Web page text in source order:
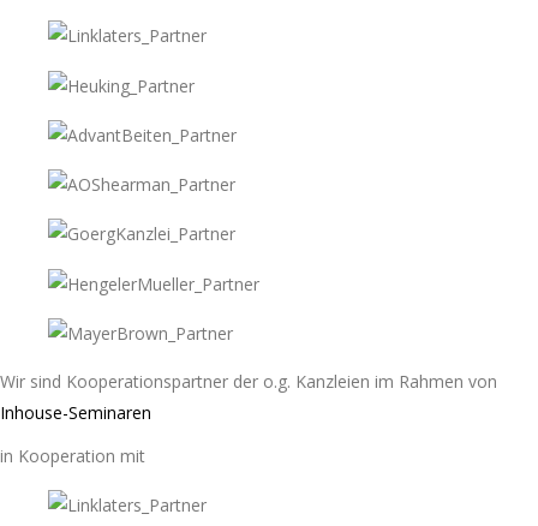
Wir sind Kooperationspartner der o.g. Kanzleien im Rahmen von
Inhouse-Seminaren
in Kooperation mit